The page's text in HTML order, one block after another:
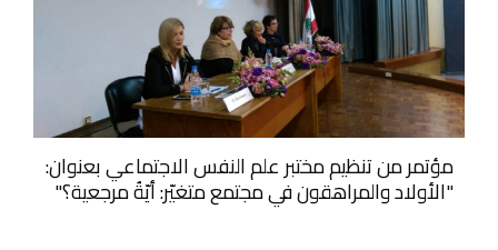
مؤتمر من تنظيم مختبر علم النفس الاجتماعي بعنوان:
"الأولاد والمراهقون في مجتمع متغيّر: أيّةُ مرجعية؟"